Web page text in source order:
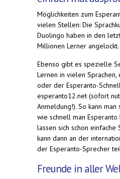
Möglichkeiten zum
vielen Stellen: Die
Duolingo haben in den
Millionen Lerner angelockt.
Ebenso gibt es spezielle
Lernen in vielen
oder der Esperanto-
esperanto12.net (sofort
Anmeldung!). So kann man
wie schnell man
lassen sich schon einfache
kann dann an der
der Esperanto-Sprecher
Freunde in aller